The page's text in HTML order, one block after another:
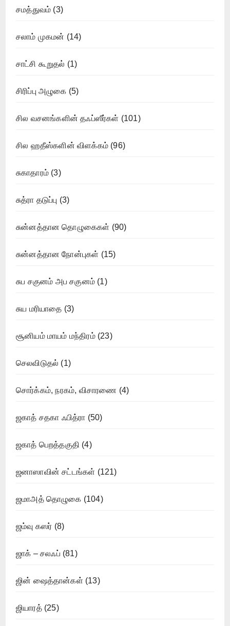
சமத்துவம் (3)
சலாம் முகமன் (14)
சாட்சி கூறுதல் (1)
சிரிப்பு அழுகை (5)
சில வசனங்களின் தஃப்ஸீர்கள் (101)
சில ஹதீஸ்களின் விளக்கம் (96)
சுகாதாரம் (3)
சுத்ரா தடுப்பு (3)
சுன்னத்தான தொழுகைகள் (90)
சுன்னத்தான நோன்புகள் (15)
சுப சகுனம் அப சகுனம் (1)
சுய மரியாதை (3)
சூனியம் மாயம் மந்திரம்(23)
செலவிடுதல் (1)
சொர்க்கம், நரகம், விசாரணை (4)
ஜகாத் சதகா ஃபித்ரா (50)
ஜகாத் பெறத்தகுதி (4)
ஜனாஸாவின் சட்டங்கள் (121)
ஜமாஅத் தொழுகை (104)
ஜம்வு கஸர் (8)
ஜாக் – சலஃப் (81)
ஜின் ஷைத்தான்கள் (13)
ஜியாரத்(25)